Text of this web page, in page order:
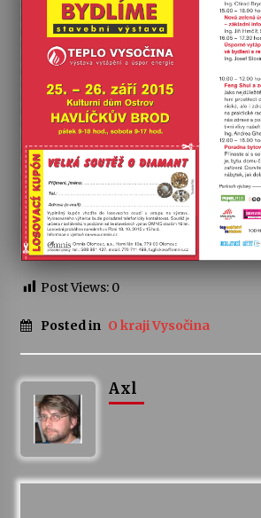
Post Views: 0
Posted in O kraji Vysočina
Axl